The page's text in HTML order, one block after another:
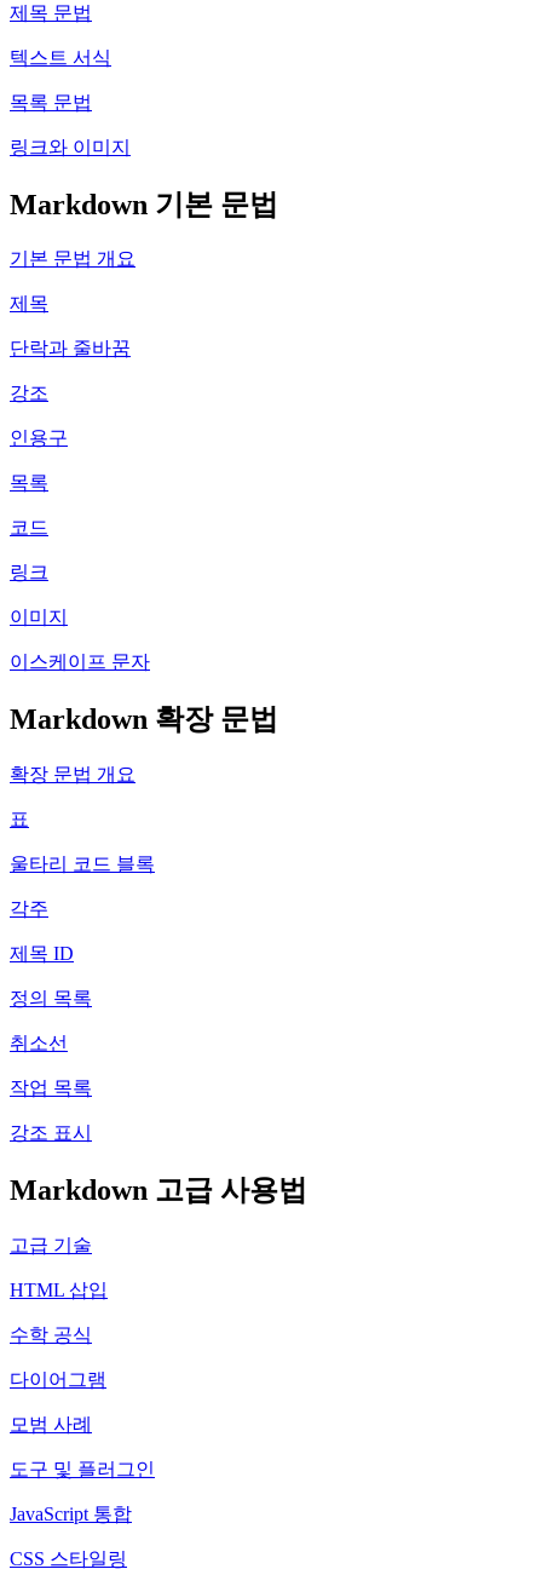
제목 문법
텍스트 서식
목록 문법
링크와 이미지
Markdown 기본 문법
기본 문법 개요
제목
단락과 줄바꿈
강조
인용구
목록
코드
링크
이미지
이스케이프 문자
Markdown 확장 문법
확장 문법 개요
표
울타리 코드 블록
각주
제목 ID
정의 목록
취소선
작업 목록
강조 표시
Markdown 고급 사용법
고급 기술
HTML 삽입
수학 공식
다이어그램
모범 사례
도구 및 플러그인
JavaScript 통합
CSS 스타일링